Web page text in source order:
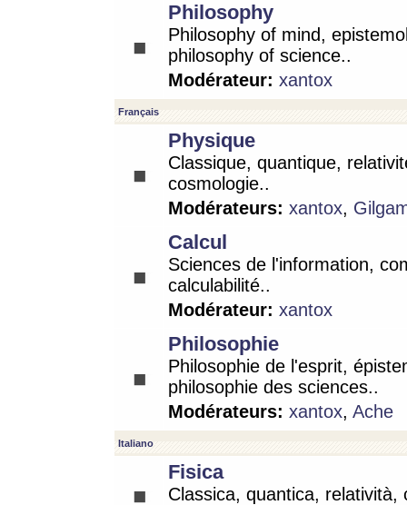
Philosophy
Philosophy of mind,
philosophy of science..
Modérateur: xantox
Français
Physique
Classique, quantique,
cosmologie..
Modérateurs: xantox,
Calcul
Sciences de l'information,
calculabilité..
Modérateur: xantox
Philosophie
Philosophie de l'esprit,
philosophie des sciences..
Modérateurs: xantox, Ache
Italiano
Fisica
Classica, quantica, relatività,